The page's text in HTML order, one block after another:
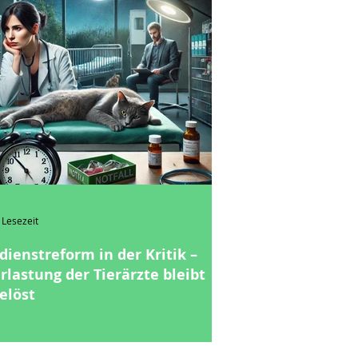
in der Kritik –
der Tierärzte bleibt